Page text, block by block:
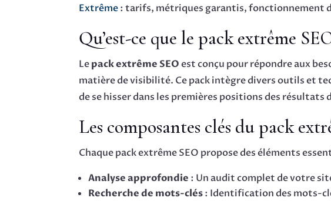
Extrême: tarifs, métriques garantis, fonctionnement
Qu’est-ce que le pack extrême
Lepack extrême SEOest conçu pour répondre aux
matière de visibilité. Ce pack intègre divers outils et
de se hisser dans les premières positions des résultats
Les composantes clés du pack
Chaque pack extrême SEO propose des éléments
Analyse approfondie : Un audit complet de votre
Recherche de mots-clés: Identification des mots-